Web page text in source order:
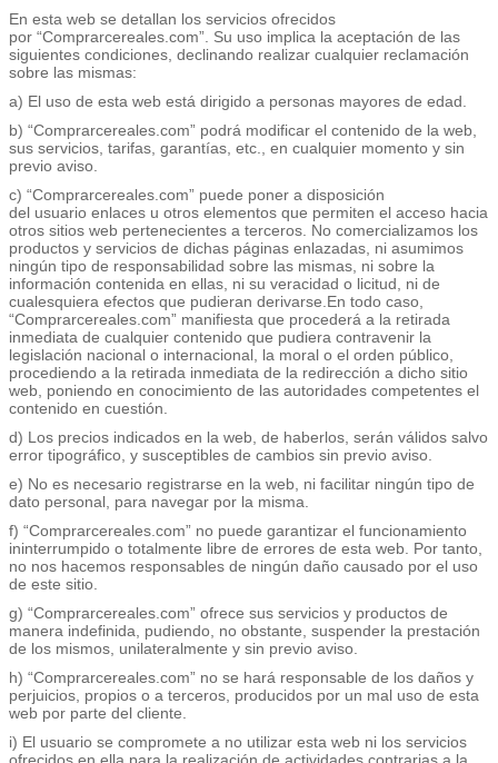
En esta web se detallan los servicios ofrecidos
por “Comprarcereales.com”. Su uso implica la aceptación de las
siguientes condiciones, declinando realizar cualquier reclamación
sobre las mismas:
a) El uso de esta web está dirigido a personas mayores de edad.
b) “Comprarcereales.com” podrá modificar el contenido de la web,
sus servicios, tarifas, garantías, etc., en cualquier momento y sin
previo aviso.
c) “Comprarcereales.com” puede poner a disposición
del usuario enlaces u otros elementos que permiten el acceso hacia
otros sitios web pertenecientes a terceros. No comercializamos los
productos y servicios de dichas páginas enlazadas, ni asumimos
ningún tipo de responsabilidad sobre las mismas, ni sobre la
información contenida en ellas, ni su veracidad o licitud, ni de
cualesquiera efectos que pudieran derivarse.En todo caso,
“Comprarcereales.com” manifiesta que procederá a la retirada
inmediata de cualquier contenido que pudiera contravenir la
legislación nacional o internacional, la moral o el orden público,
procediendo a la retirada inmediata de la redirección a dicho sitio
web, poniendo en conocimiento de las autoridades competentes el
contenido en cuestión.
d) Los precios indicados en la web, de haberlos, serán válidos salvo
error tipográfico, y susceptibles de cambios sin previo aviso.
e) No es necesario registrarse en la web, ni facilitar ningún tipo de
dato personal, para navegar por la misma.
f) “Comprarcereales.com” no puede garantizar el funcionamiento
ininterrumpido o totalmente libre de errores de esta web. Por tanto,
no nos hacemos responsables de ningún daño causado por el uso
de este sitio.
g) “Comprarcereales.com” ofrece sus servicios y productos de
manera indefinida, pudiendo, no obstante, suspender la prestación
de los mismos, unilateralmente y sin previo aviso.
h) “Comprarcereales.com” no se hará responsable de los daños y
perjuicios, propios o a terceros, producidos por un mal uso de esta
web por parte del cliente.
i) El usuario se compromete a no utilizar esta web ni los servicios